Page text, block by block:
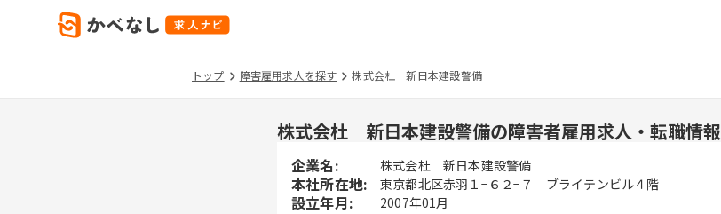
トップ 障害雇用求人を探す 株式会杜 新日本建設警備
株式会杜 新日本建設警備の障害者雇用求人・転職情報
企業名: 株式会杜 新日本建設警備
本社所在地: 東京都北区赤羽１−６２−７ ブライテンビル４階
設立年月: 2007年01月